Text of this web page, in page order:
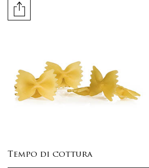
Tempo di cottura